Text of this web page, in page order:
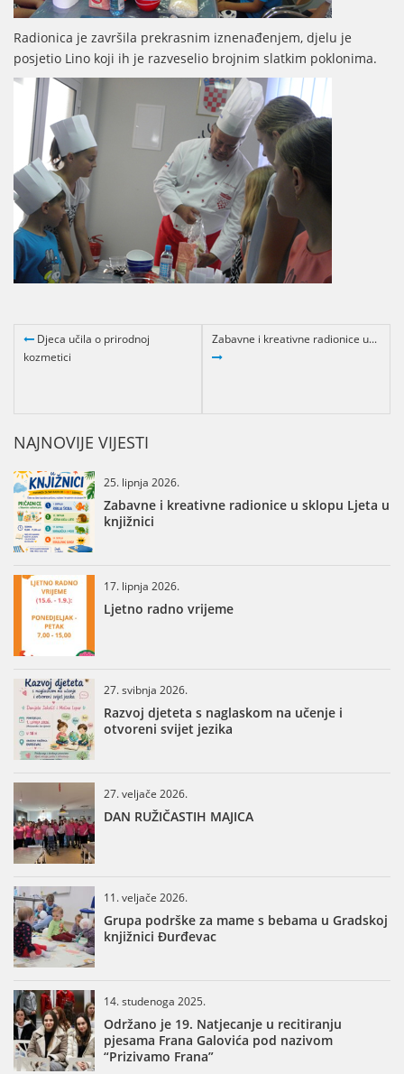
Radionica je završila prekrasnim iznenađenjem, djelu je
posjetio Lino koji ih je razveselio brojnim slatkim poklonima.
Djeca učila o prirodnoj
kozmetici
Zabavne i kreativne radionice u...
NAJNOVIJE VIJESTI
25. lipnja 2026.
Zabavne i kreativne radionice u sklopu Ljeta u
knjižnici
17. lipnja 2026.
Ljetno radno vrijeme
27. svibnja 2026.
Razvoj djeteta s naglaskom na učenje i
otvoreni svijet jezika
27. veljače 2026.
DAN RUŽIČASTIH MAJICA
11. veljače 2026.
Grupa podrške za mame s bebama u Gradskoj
knjižnici Đurđevac
14. studenoga 2025.
Održano je 19. Natjecanje u recitiranju
pjesama Frana Galovića pod nazivom
“Prizivamo Frana”